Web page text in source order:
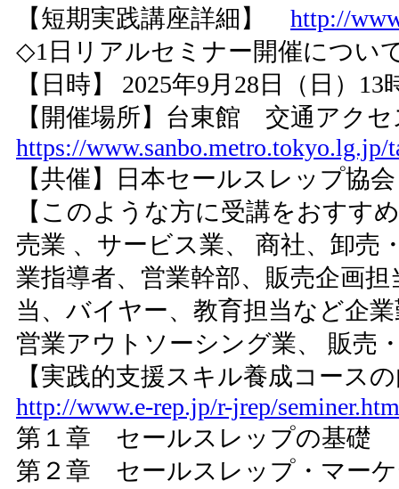
【短期実践講座詳細】 http://
◇1日リアルセミナー開催につい
【日時】 2025年9月28日（日）13
【開催場所】台東館 交通アク
https://www.sanbo.metro.tokyo.lg.jp/
【共催】日本セールスレップ協
【このような方に受講をおす
売業 、サービス業、 商社、卸売
業指導者、営業幹部、販売企画
当、バイヤー、教育担当など企
営業アウトソーシング業、 販売
【実践的支援スキル養成コース
http://www.e-rep.jp/r-jrep/
第１章 セールスレップの基礎
第２章 セールスレップ・マー